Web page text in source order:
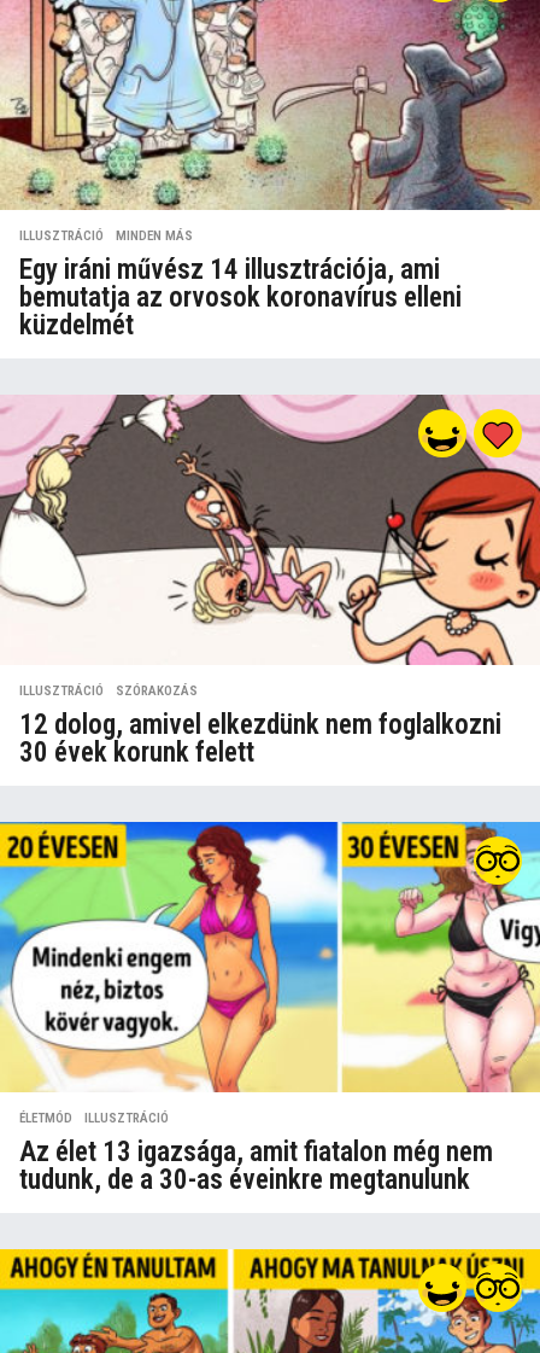
ILLUSZTRÁCIÓ ,MINDEN MÁS
Egy iráni művész 14 illusztrációja, ami
bemutatja az orvosok koronavírus elleni
küzdelmét
ILLUSZTRÁCIÓ ,SZÓRAKOZÁS
12 dolog, amivel elkezdünk nem foglalkozni
30 évek korunk felett
ÉLETMÓD ILLUSZTRÁCIÓ
Az élet 13 igazsága, amit fiatalon még nem
tudunk, de a 30-as éveinkre megtanulunk